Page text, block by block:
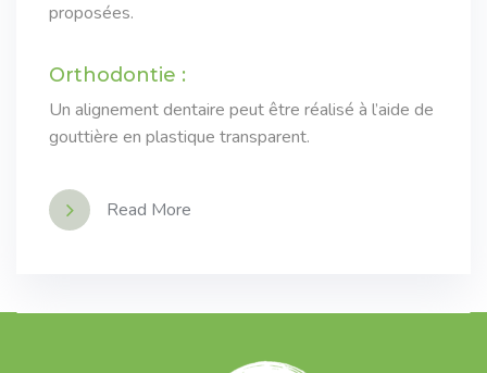
proposées.
Orthodontie :
Un alignement dentaire peut être réalisé à l’aide de
gouttière en plastique transparent.
Read More